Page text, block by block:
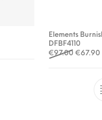
Elements
DFBF4110
€97.00 €67.90